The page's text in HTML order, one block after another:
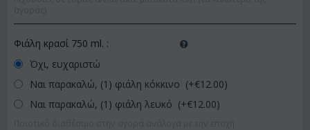
Φιάλη κρασί 750 ml. :
Όχι, ευχαριστώ
Ναι παρακαλώ, (1) φιάλη κόκκινο (+€12.00)
Ναι παρακαλώ, (1) φιάλη λευκό (+€12.00)